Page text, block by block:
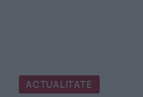
ACTUALITATE